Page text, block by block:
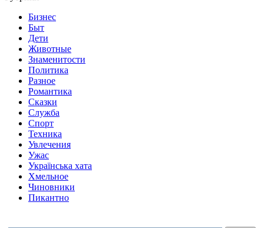
Бизнес
Быт
Дети
Животные
Знаменитости
Политика
Разное
Романтика
Сказки
Служба
Спорт
Техника
Увлечения
Ужас
Українська хата
Хмельное
Чиновники
Пикантно